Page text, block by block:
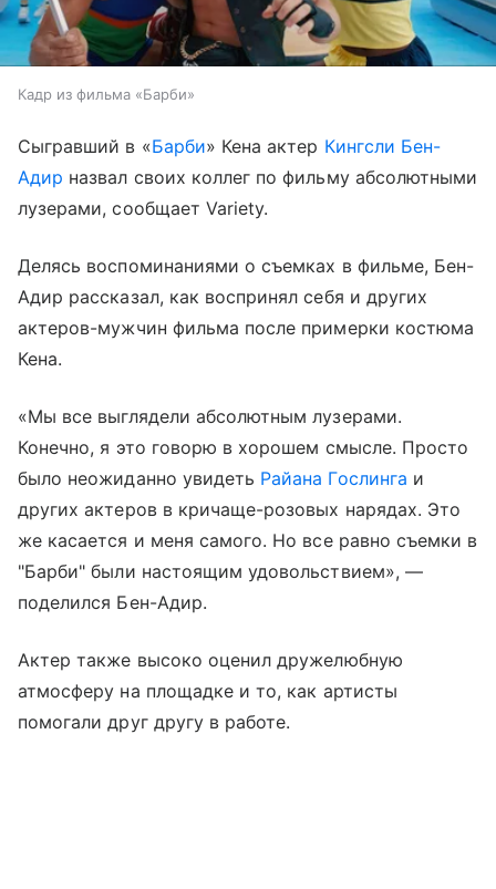
Кадр из фильма «Барби»
Сыгравший в «Барби» Кена актер Кингсли Бен-
Адир назвал своих коллег по фильму абсолютными
лузерами, сообщает Variety.
Делясь воспоминаниями о съемках в фильме, Бен-
Адир рассказал, как воспринял себя и других
актеров-мужчин фильма после примерки костюма
Кена.
«Мы все выглядели абсолютным лузерами.
Конечно, я это говорю в хорошем смысле. Просто
было неожиданно увидеть Райана Гослинга и
других актеров в кричаще-розовых нарядах. Это
же касается и меня самого. Но все равно съемки в
"Барби" были настоящим удовольствием», —
поделился Бен-Адир.
Актер также высоко оценил дружелюбную
атмосферу на площадке и то, как артисты
помогали друг другу в работе.